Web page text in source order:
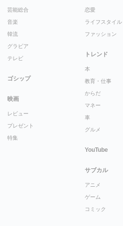
芸能総合
音楽
韓流
グラビア
テレビ
ゴシップ
映画
レビュー
プレゼント
特集
恋愛
ライフスタイル
ファッション
トレンド
本
教育・仕事
からだ
マネー
車
グルメ
YouTube
サブカル
アニメ
ゲーム
コミック